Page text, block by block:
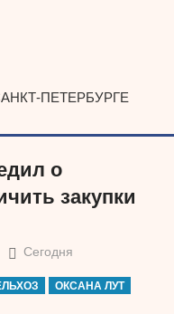
ПЕТЕРБУРГЕ
о
закупки
Сегодня
ОКСАНА ЛУТ